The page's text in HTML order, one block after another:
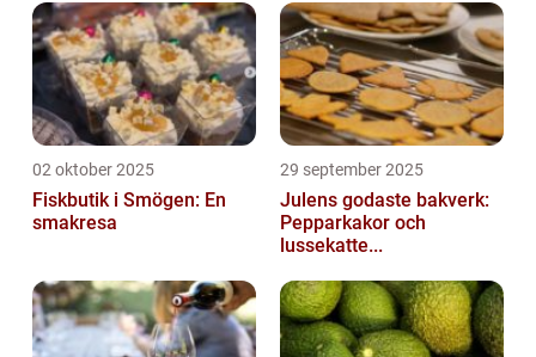
02 oktober 2025
Fiskbutik i Smögen: En
smakresa
29 september 2025
Julens godaste bakverk:
Pepparkakor och
lussekatte...